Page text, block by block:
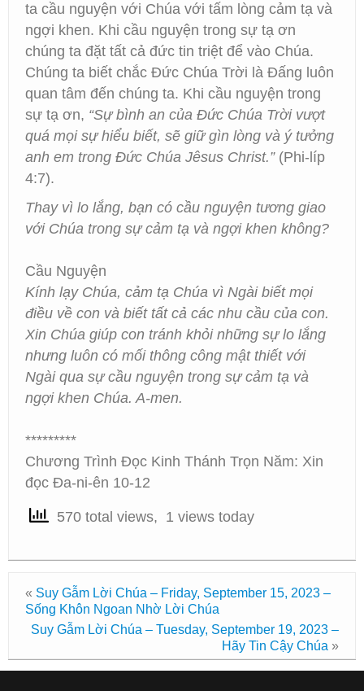
ta cầu nguyện với Chúa với tấm lòng cảm tạ và
ngợi khen. Khi cầu nguyện trong sự tạ ơn
chúng ta đặt tất cả đức tin triệt để vào Chúa.
Chúng ta biết chắc Đức Chúa Trời là Đấng luôn
quan tâm đến chúng ta. Khi cầu nguyện trong
sự tạ ơn, “Sự bình an của Đức Chúa Trời vượt
quá mọi sự hiểu biết, sẽ giữ gìn lòng và ý tưởng
anh em trong Đức Chúa Jêsus Christ.”(Phi-líp
4:7).
Thay vì lo lắng, bạn có cầu nguyện tương giao
với Chúa trong sự cảm tạ và ngợi khen không?
Cầu Nguyện
Kính lạy Chúa, cảm tạ Chúa vì Ngài biết mọi
điều về con và biết tất cả các nhu cầu của con.
Xin Chúa giúp con tránh khỏi những sự lo lắng
nhưng luôn có mối thông công mật thiết với
Ngài qua sự cầu nguyện trong sự cảm tạ và
ngợi khen Chúa. A-men.
*********
Chương Trình Đọc Kinh Thánh Trọn Năm: Xin
đọc Đa-ni-ên 10-12
570 total views, 1 views today
« Suy Gẫm Lời Chúa – Friday, September 15, 2023 –
Sống Khôn Ngoan Nhờ Lời Chúa
Suy Gẫm Lời Chúa – Tuesday, September 19, 2023 –
Hãy Tin Cậy Chúa »